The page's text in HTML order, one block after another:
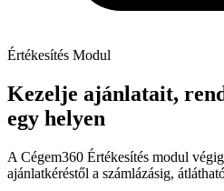
Értékesítés Modul
Kezelje ajánlatait,
egy helyen
A Cégem360 Értékesítés modul
ajánlatkéréstől a számlázásig,